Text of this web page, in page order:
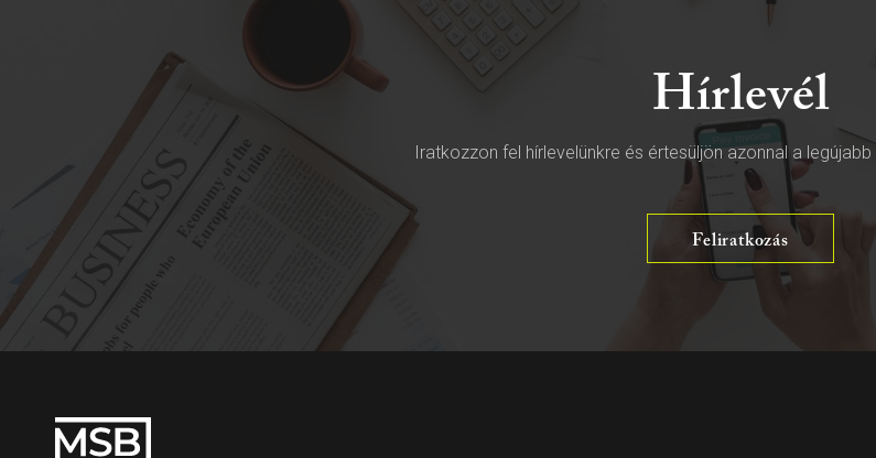
Hírlevél
Iratkozzon fel hírlevelünkre és értesüljön azonnal a
Feliratkozás